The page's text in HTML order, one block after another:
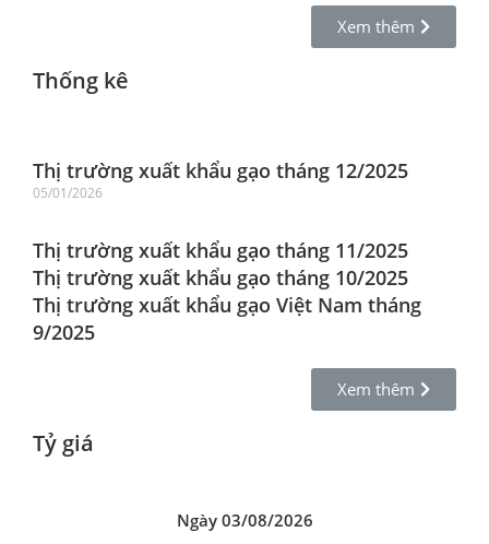
Xem thêm
Thống kê
Thị trường xuất khẩu gạo tháng 12/2025
05/01/2026
Thị trường xuất khẩu gạo tháng 11/2025
Thị trường xuất khẩu gạo tháng 10/2025
Thị trường xuất khẩu gạo Việt Nam tháng
9/2025
Xem thêm
Tỷ giá
Ngày 03/08/2026